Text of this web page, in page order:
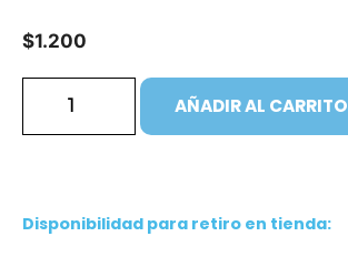
$1.200
AÑADIR AL CARRITO
Disponibilidad para retiro en tienda: